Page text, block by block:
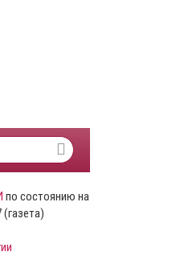
по состоянию на
(газета)